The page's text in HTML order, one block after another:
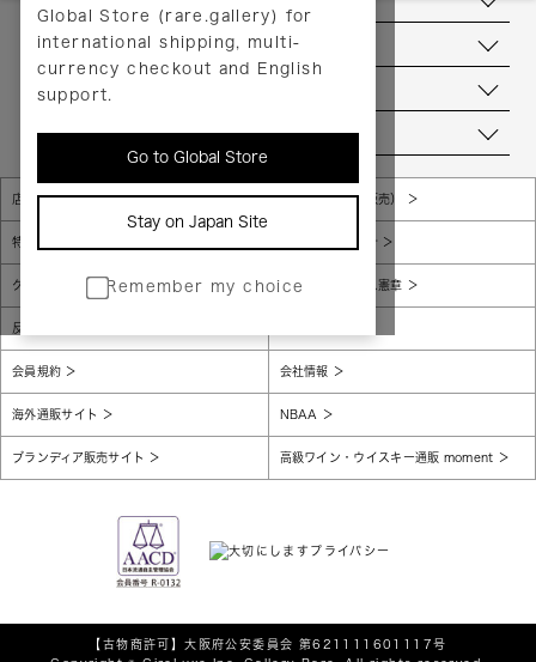
Global Store (rare.gallery) for
international shipping, multi-
currency checkout and English
support.
Go to Global Store
Stay on Japan Site
Remember my choice
ヘルプ
お問い合わせ
当店について
店舗一覧 販売規約（店頭販売）
特定商取引法に基づく表示 個人情報保護方針
グローバルプライバシーポリシー コンプライアンス憲章
反社会的勢力に対する基本方針
会員規約 会社情報
海外通販サイト NBAA
ブランディア販売サイト 高級ワイン・ウイスキー通販 moment
【古物商許可】大阪府公安委員会 第621111601117号